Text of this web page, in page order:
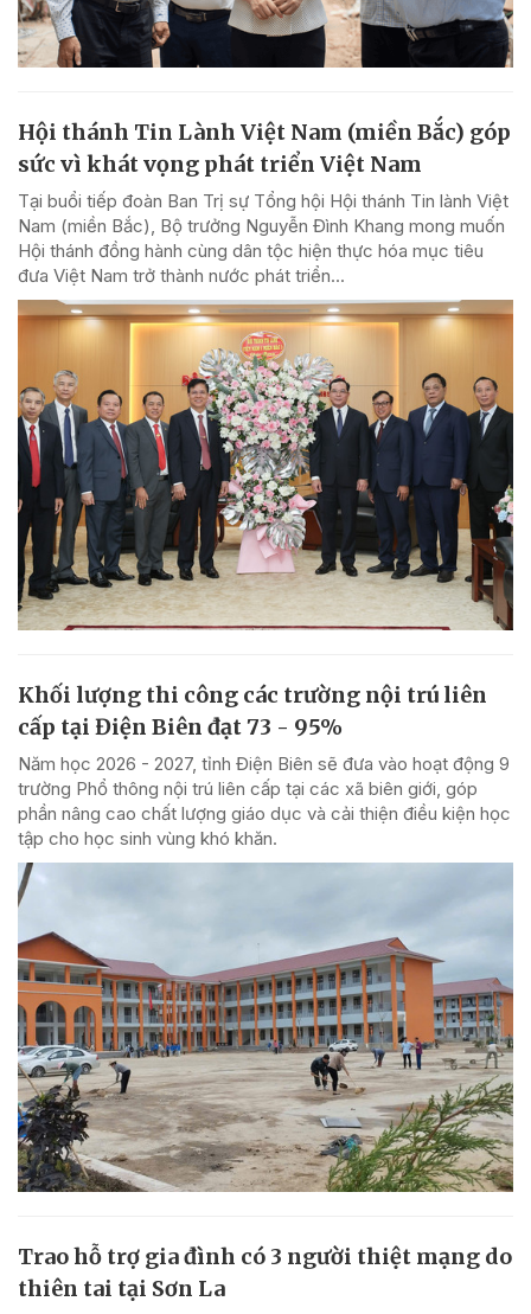
Hội thánh Tin Lành Việt Nam (miền Bắc) góp
sức vì khát vọng phát triển Việt Nam
Tại buổi tiếp đoàn Ban Trị sự Tổng hội Hội thánh Tin lành Việt
Nam (miền Bắc), Bộ trưởng Nguyễn Đình Khang mong muốn
Hội thánh đồng hành cùng dân tộc hiện thực hóa mục tiêu
đưa Việt Nam trở thành nước phát triển...
Khối lượng thi công các trường nội trú liên
cấp tại Điện Biên đạt 73 - 95%
Năm học 2026 - 2027, tỉnh Điện Biên sẽ đưa vào hoạt động 9
trường Phổ thông nội trú liên cấp tại các xã biên giới, góp
phần nâng cao chất lượng giáo dục và cải thiện điều kiện học
tập cho học sinh vùng khó khăn.
Trao hỗ trợ gia đình có 3 người thiệt mạng do
thiên tai tại Sơn La